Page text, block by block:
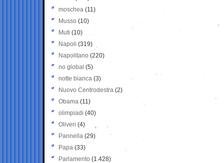
moschea (11)
Musso (10)
Muti (10)
Napoli (319)
Napolitano (220)
no global (5)
notte bianca (3)
Nuovo Centrodestra (2)
Obama (11)
olimpiadi (40)
Oliveri (4)
Pannella (29)
Papa (33)
Parlamento (1.428)